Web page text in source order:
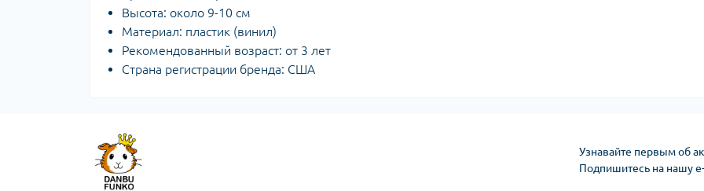
Высота: около 9-10 см
Материал: пластик (винил)
Рекомендованный возраст: от 3 лет
Страна регистрации бренда: США
Узнавайте первым об
Подпишитесь на нашу